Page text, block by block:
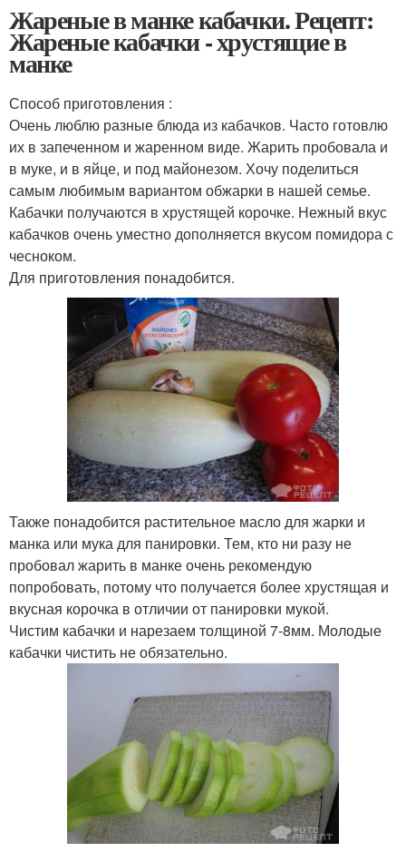
Жареные в манке кабачки. Рецепт:
Жареные кабачки - хрустящие в
манке
Способ приготовления :
Очень люблю разные блюда из кабачков. Часто готовлю
их в запеченном и жаренном виде. Жарить пробовала и
в муке, и в яйце, и под майонезом. Хочу поделиться
самым любимым вариантом обжарки в нашей семье.
Кабачки получаются в хрустящей корочке. Нежный вкус
кабачков очень уместно дополняется вкусом помидора с
чесноком.
Для приготовления понадобится.
Также понадобится растительное масло для жарки и
манка или мука для панировки. Тем, кто ни разу не
пробовал жарить в манке очень рекомендую
попробовать, потому что получается более хрустящая и
вкусная корочка в отличии от панировки мукой.
Чистим кабачки и нарезаем толщиной 7-8мм. Молодые
кабачки чистить не обязательно.